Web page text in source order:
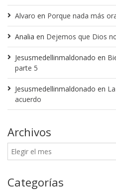
Alvaro en Porque nada más
Analia en Dejemos que Dios
Jesusmedellinmaldonado en
parte 5
Jesusmedellinmaldonado en
acuerdo
Archivos
Categorías